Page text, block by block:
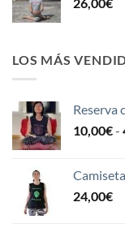
LOS MÁS
Reserva
10,00€-
24,00€